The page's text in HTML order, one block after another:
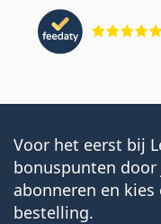
Voor het eerst bij
bonuspunten
abonneren en
bestelling.